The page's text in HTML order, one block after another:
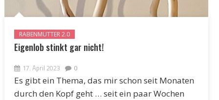
RABENMUTTER 2.0
Eigenlob stinkt gar nicht!
17. April 2023 0
Es gibt ein Thema, das mir schon seit Monaten
durch den Kopf geht … seit ein paar Wochen